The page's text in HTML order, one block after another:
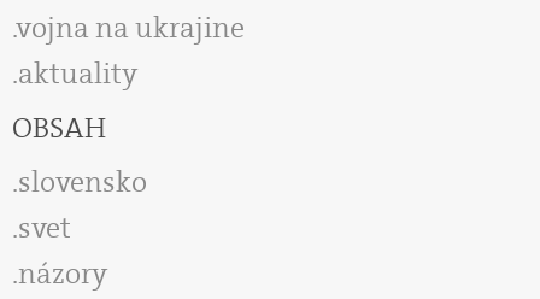
vojna na ukrajine
aktuality
OBSAH
slovensko
svet
názory